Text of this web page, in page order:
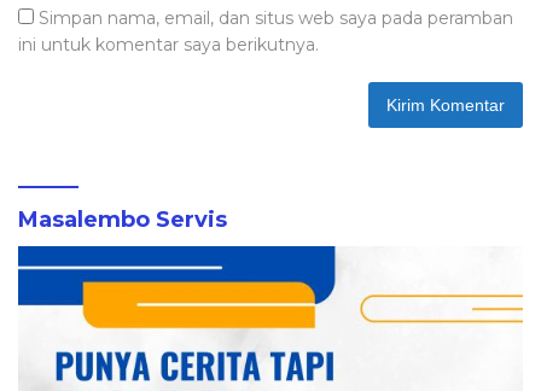
Simpan nama, email, dan situs web saya pada peramban
ini untuk komentar saya berikutnya.
Masalembo Servis